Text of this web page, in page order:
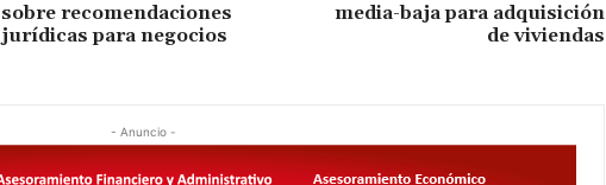
sobre recomendaciones
jurídicas para negocios
media-baja para adquisición
de viviendas
- Anuncio -